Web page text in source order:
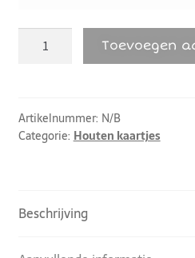
Toevoegen
Artikelnummer: N/B
Categorie: Houten kaartjes
Beschrijving